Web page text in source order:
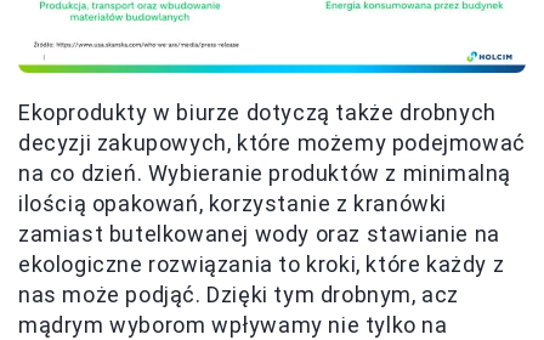
Ekoprodukty w biurze dotyczą także drobnych
decyzji zakupowych, które możemy podejmować
na co dzień. Wybieranie produktów z minimalną
ilością opakowań, korzystanie z kranówki
zamiast butelkowanej wody oraz stawianie na
ekologiczne rozwiązania to kroki, które każdy z
nas może podjąć. Dzięki tym drobnym, acz
mądrym wyborom wpływamy nie tylko na